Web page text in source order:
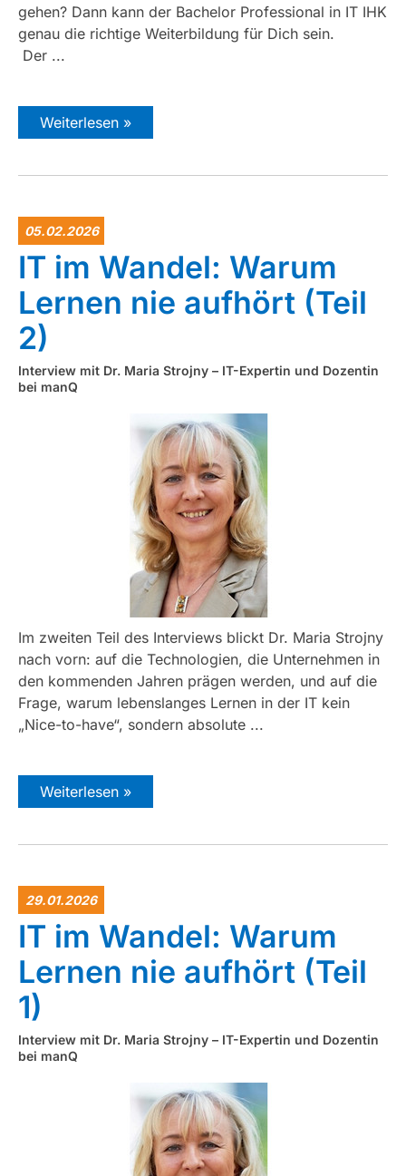
gehen? Dann kann der Bachelor Professional in IT IHK
genau die richtige Weiterbildung für Dich sein.
Der ...
Weiterlesen »
05.02.2026
IT im Wandel: Warum
Lernen nie aufhört (Teil
2)
Interview mit Dr. Maria Strojny – IT-Expertin und Dozentin
bei manQ
Im zweiten Teil des Interviews blickt Dr. Maria Strojny
nach vorn: auf die Technologien, die Unternehmen in
den kommenden Jahren prägen werden, und auf die
Frage, warum lebenslanges Lernen in der IT kein
„Nice-to-have“, sondern absolute ...
Weiterlesen »
29.01.2026
IT im Wandel: Warum
Lernen nie aufhört (Teil
1)
Interview mit Dr. Maria Strojny – IT-Expertin und Dozentin
bei manQ